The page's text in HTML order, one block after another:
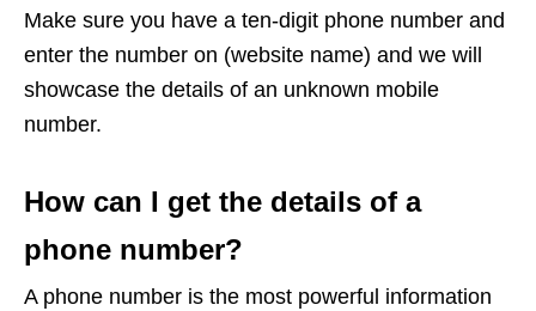
Make sure you have a ten-digit phone number and
enter the number on (website name) and we will
showcase the details of an unknown mobile
number.
How can I get the details of a
phone number?
A phone number is the most powerful information